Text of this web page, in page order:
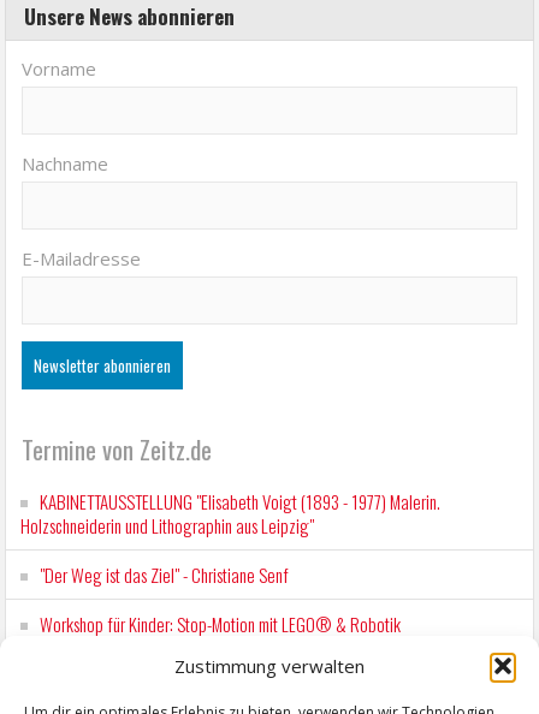
Zustimmung verwalten
Unsere News abonnieren
Vorname
Nachname
E-Mailadresse
Termine von Zeitz.de
KABINETTAUSSTELLUNG "Elisabeth Voigt (1893 - 1977) Malerin.
Holzschneiderin und Lithographin aus Leipzig"
"Der Weg ist das Ziel" - Christiane Senf
Workshop für Kinder: Stop-Motion mit LEGO® & Robotik